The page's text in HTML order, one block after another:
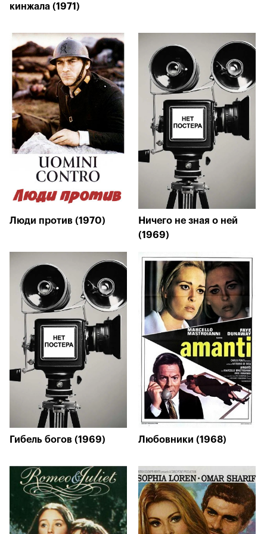
кинжала (1971)
Люди против (1970)
Ничего не зная о ней
(1969)
Гибель богов (1969) Любовники (1968)